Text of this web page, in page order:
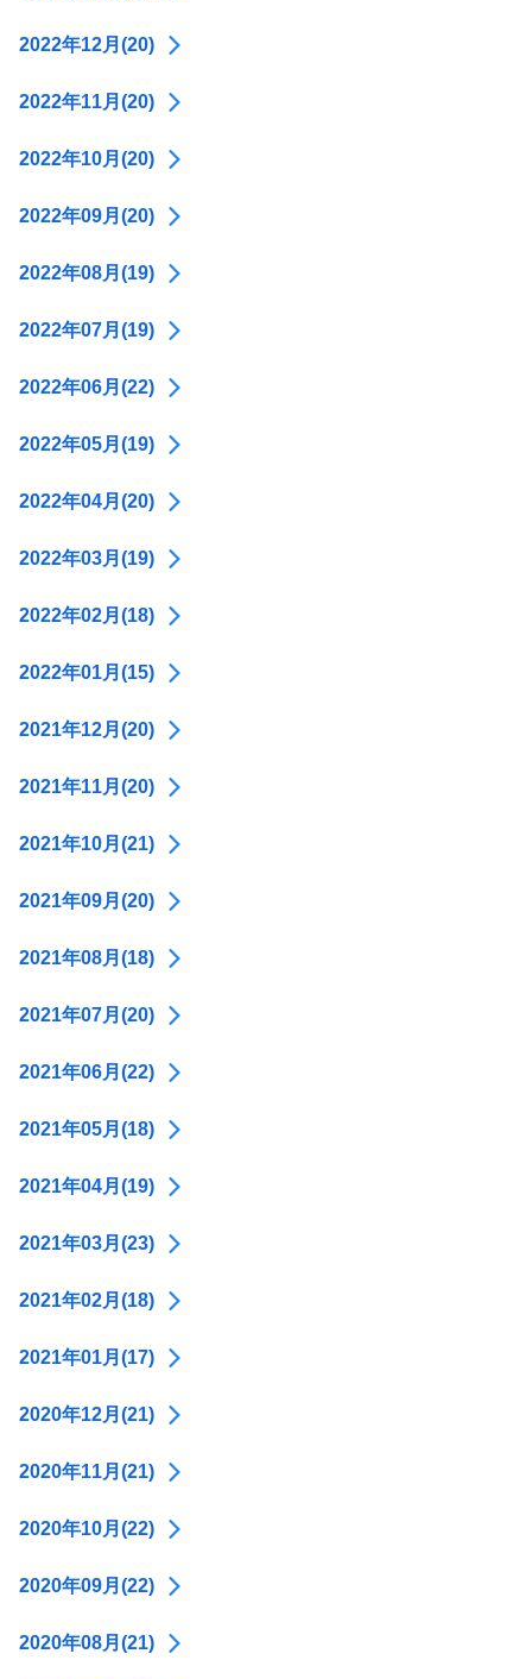
2022年12月(20)
2022年11月(20)
2022年10月(20)
2022年09月(20)
2022年08月(19)
2022年07月(19)
2022年06月(22)
2022年05月(19)
2022年04月(20)
2022年03月(19)
2022年02月(18)
2022年01月(15)
2021年12月(20)
2021年11月(20)
2021年10月(21)
2021年09月(20)
2021年08月(18)
2021年07月(20)
2021年06月(22)
2021年05月(18)
2021年04月(19)
2021年03月(23)
2021年02月(18)
2021年01月(17)
2020年12月(21)
2020年11月(21)
2020年10月(22)
2020年09月(22)
2020年08月(21)